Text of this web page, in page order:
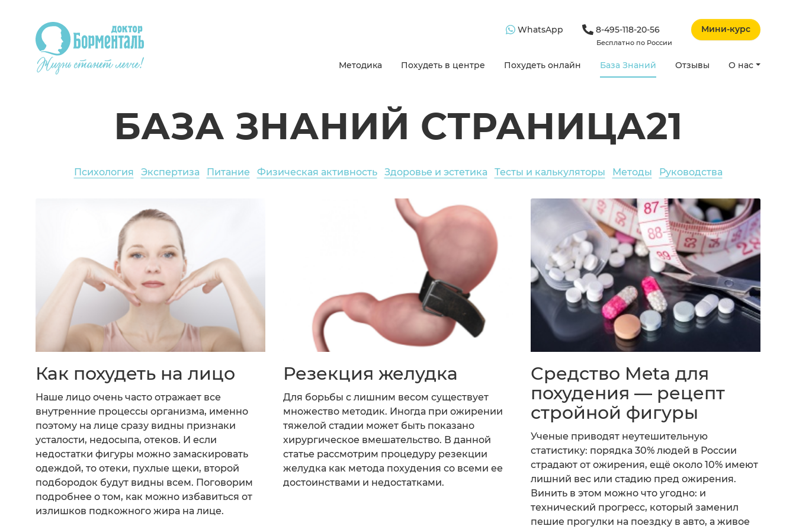
WhatsApp 8-495-118-20-56
Бесплатно по России
Мини-курс
Методика Похудеть в центре Похудеть онлайн База Знаний Отзывы О нас
БАЗА ЗНАНИЙ СТРАНИЦА21
Психология Экспертиза Питание Физическая активность Здоровье и эстетика Тесты и калькуляторы Методы Руководства
Как похудеть на лицо
Наше лицо очень часто отражает все
внутренние процессы организма, именно
поэтому на лице сразу видны признаки
усталости, недосыпа, отеков. И если
недостатки фигуры можно замаскировать
одеждой, то отеки, пухлые щеки, второй
подбородок будут видны всем. Поговорим
подробнее о том, как можно избавиться от
излишков подкожного жира на лице.
Резекция желудка
Для борьбы с лишним весом существует
множество методик. Иногда при ожирении
тяжелой стадии может быть показано
хирургическое вмешательство. В данной
статье рассмотрим процедуру резекции
желудка как метода похудения со всеми ее
достоинствами и недостатками.
Средство Meta для
похудения — рецепт
стройной фигуры
Ученые приводят неутешительную
статистику: порядка 30% людей в России
страдают от ожирения, ещё около 10% имеют
лишний вес или стадию пред ожирения.
Винить в этом можно что угодно: и
технический прогресс, который заменил
пешие прогулки на поездку в авто, а живое